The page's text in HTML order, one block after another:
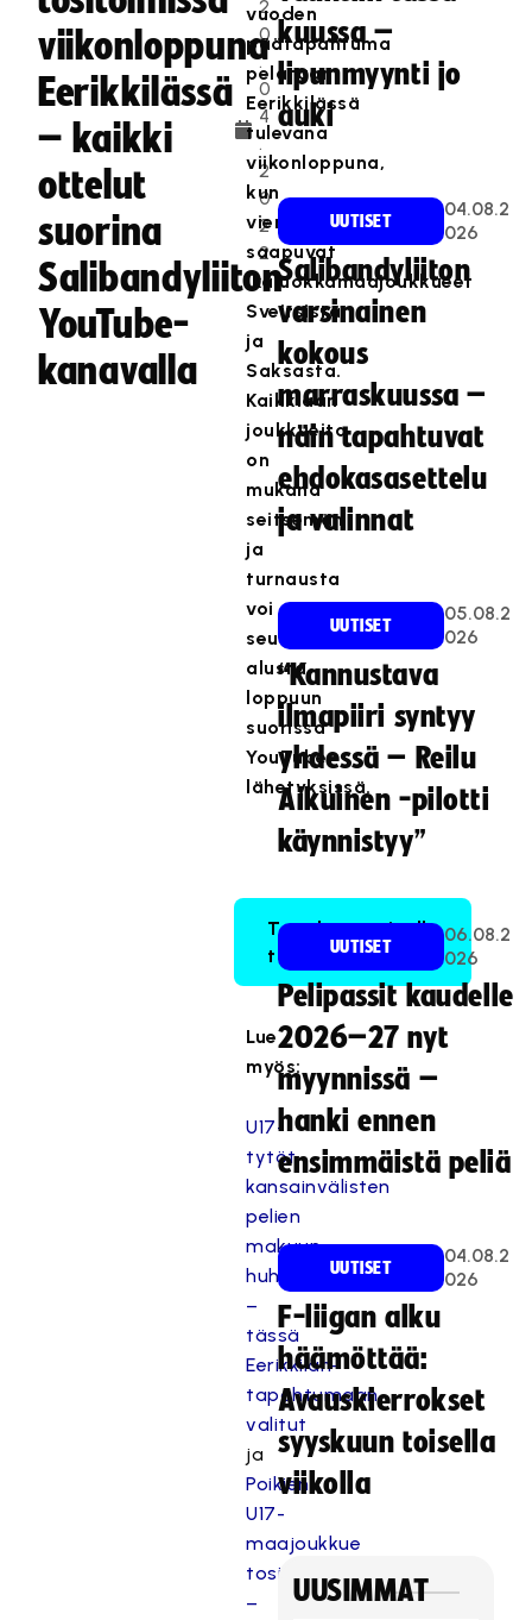
viikonloppuna
Eerikkilässä
– kaikki
ottelut
suorina
Salibandyliiton
YouTube-
kanavalla
2
0
.
0
4
.
2
0
2
2
vuoden
päätapahtuma
pelataan
Eerikkilässä
tulevana
viikonloppuna,
kun
vieraiksi
saapuvat
ikäluokkamaajoukkueet
Sveitsistä
ja
Saksasta.
Kaikkiaan
joukkueita
on
mukana
seitsemän
ja
turnausta
voi
seurata
alusta
loppuun
suorissa
YouTube-
lähetyksissä.
Tapahtumasivulle
tästä
Lue
myös:
U17-
tytöt
kansainvälisten
pelien
makuun
huhtikuussa
–
tässä
Eerikkilän-
tapahtumaan
valitut
ja
Poikien
U17-
maajoukkue
tositoimiin
–
kuussa –
lipunmyynti jo
auki
UUTISET
04.08.2
026
Salibandyliiton
varsinainen
kokous
marraskuussa –
näin tapahtuvat
ehdokasasettelu
ja valinnat
UUTISET
05.08.2
026
“Kannustava
ilmapiiri syntyy
yhdessä – Reilu
Aikuinen -pilotti
käynnistyy”
UUTISET
06.08.2
026
Pelipassit kaudelle
2026–27 nyt
myynnissä –
hanki ennen
ensimmäistä peliä
UUTISET
04.08.2
026
F-liigan alku
häämöttää:
Avauskierrokset
syyskuun toisella
viikolla
UUSIMMAT